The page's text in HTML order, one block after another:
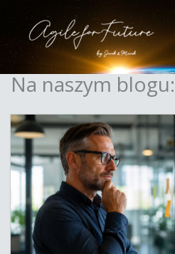
treści
Na naszym blogu: